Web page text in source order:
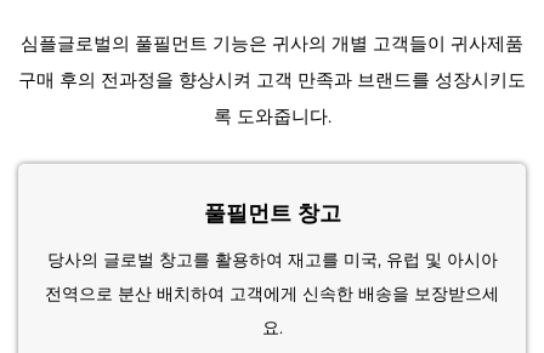
심플글로벌의 풀필먼트 기능은 귀사의 개별 고객들이 귀사제품
구매 후의 전과정을 향상시켜 고객 만족과 브랜드를 성장시키도
록 도와줍니다.
풀필먼트 창고
당사의 글로벌 창고를 활용하여 재고를 미국, 유럽 및 아시아
전역으로 분산 배치하여 고객에게 신속한 배송을 보장받으세
요.